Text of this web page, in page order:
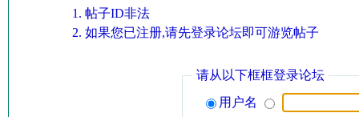
帖子ID非法
如果您已注册,请先登录论坛即可游览帖子
请从以下框框登录论坛
用户名